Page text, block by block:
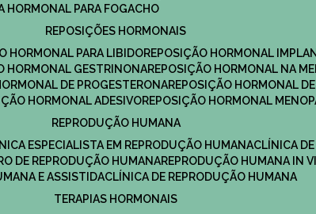
HORMONAL PARA FOGACHO
REPOSIÇÕES HORMONAIS
HORMONAL PARA LIBIDO
REPOSIÇÃO HORMONAL
HORMONAL GESTRINONA
REPOSIÇÃO HORMONAL NA
DE PROGESTERONA
REPOSIÇÃO HORMONAL
HORMONAL ADESIVO
REPOSIÇÃO HORMONAL
REPRODUÇÃO HUMANA
ESPECIALISTA EM REPRODUÇÃO HUMANA
CLÍNICA
DE REPRODUÇÃO HUMANA
REPRODUÇÃO HUMANA IN
E ASSISTIDA
CLÍNICA DE REPRODUÇÃO HUMANA
TERAPIAS HORMONAIS